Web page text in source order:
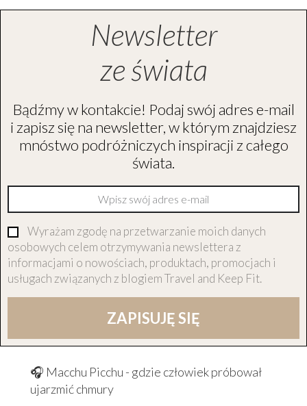
Newsletter
ze świata
Bądźmy w kontakcie! Podaj swój adres e-mail
i zapisz się na newsletter, w którym znajdziesz
mnóstwo podróżniczych inspiracji z całego
świata.
Wyrażam zgodę na przetwarzanie moich danych
osobowych celem otrzymywania newslettera z
informacjami o nowościach, produktach, promocjach i
usługach związanych z blogiem Travel and Keep Fit.
ZAPISUJĘ SIĘ
🎧 Macchu Picchu - gdzie człowiek próbował
ujarzmić chmury